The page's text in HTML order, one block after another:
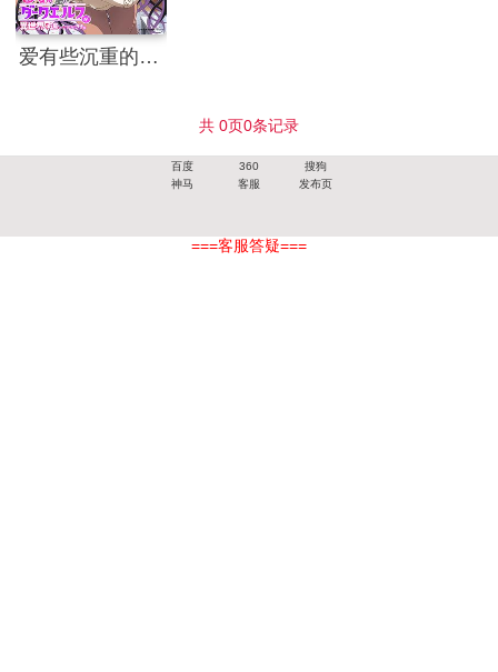
爱有些沉重的黑暗精灵从异世界追过来了
共 0页0条记录
百度 360
搜狗
神马
客服 发布页
===客服答疑===